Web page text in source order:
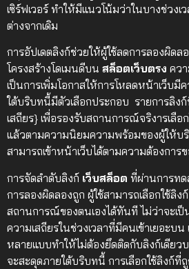
เซิร์ฟเวอร์ ทำให้มีแนวโน้มว่าในบางช่วงเ
ต่างจากเดิม
การอัปเดตลิงก์ช่วยให้ผู้ใช้ลดการลองผิดล
โครงสร้างโดเมนดีบน สล็อตเว็บตรง คว
เป็นการเพิ่มโอกาสให้การโหลดหน้าเว็บมี
ใต้บริบทนี้มีตัวเลือกประกอบ รายการลิง
เสถียร} เพื่อรองรับสถานการณ์จริงารเลือ
แล้วตามความนิยมความพร้อมของผู้ให้บริ
สามารถเข้าหน้าเว็บได้ตามความต้องการ
การจัดลำดับลิงก์ เว็บสล็อต ที่ผ่านการท
การลองผิดลองถูก ผู้ใช้สามารถเลือกใช้ลิงก์
สถานการณ์ของตนเองได้ทันที ไม่ว่าจะเป็
ความเสถียรในช่วงเวลาที่มีคนเข้าเยอะบ
หลายแบบทำให้ไม่ต้องยึดติดกับลิงก์เดียว
จะสะดุดภายใต้บริบทนี้ การเลือกใช้ลิงก์ที่